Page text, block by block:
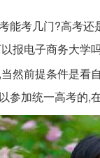
能考几门?高考还
报电子商务大学
然前提条件是看
参加统一高考的,